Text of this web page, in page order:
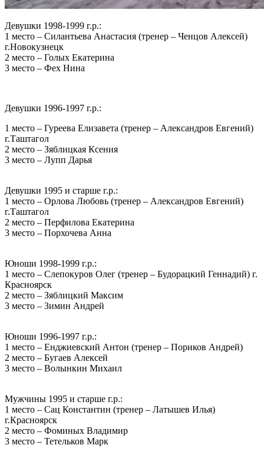
Девушки 1998-1999 г.р.:
1 место – Силантьева Анастасия (тренер – Ченцов Алексей)
г.Новокузнецк
2 место – Голых Екатерина
3 место – Фех Нина
Девушки 1996-1997 г.р.:
1 место – Гуреева Елизавета (тренер – Александров Евгений)
г.Таштагол
2 место – Зяблицкая Ксения
3 место – Лупп Дарья
Девушки 1995 и старше г.р.:
1 место – Орлова Любовь (тренер – Александров Евгений)
г.Таштагол
2 место – Перфилова Екатерина
3 место – Порхочева Анна
Юноши 1998-1999 г.р.:
1 место – Слепокуров Олег (тренер – Будорацкий Геннадий) г.
Красноярск
2 место – Зяблицкий Максим
3 место – Зимин Андрей
Юноши 1996-1997 г.р.:
1 место – Енджиевский Антон (тренер – Пориков Андрей)
2 место – Бугаев Алексей
3 место – Волынкин Михаил
Мужчины 1995 и старше г.р.:
1 место – Сац Константин (тренер – Латышев Илья)
г.Красноярск
2 место – Фоминых Владимир
3 место – Тетельков Марк